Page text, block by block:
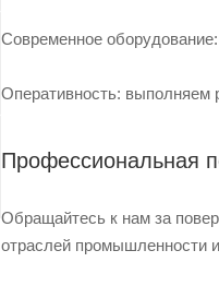
Современное
Оперативность: выполняем
Профессиональная
Обращайтесь к нам за
отраслей промышленности